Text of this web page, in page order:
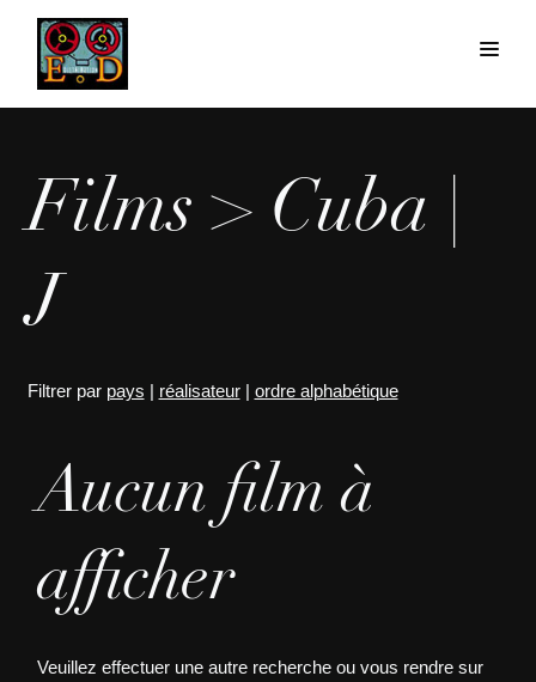
Films > Cuba |
J
Filtrer par pays | réalisateur| ordre alphabétique
Aucun film à
afficher
Veuillez effectuer une autre recherche ou vous rendre sur